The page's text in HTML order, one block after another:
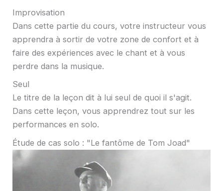
Improvisation
Dans cette partie du cours, votre instructeur vous
apprendra à sortir de votre zone de confort et à
faire des expériences avec le chant et à vous
perdre dans la musique.
Seul
Le titre de la leçon dit à lui seul de quoi il s'agit.
Dans cette leçon, vous apprendrez tout sur les
performances en solo.
Étude de cas solo : "Le fantôme de Tom Joad"